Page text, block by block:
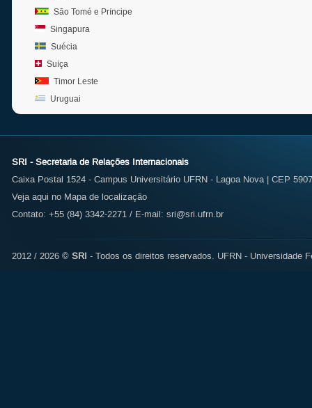
São Tomé e Príncipe
Singapura
Suécia
Suíça
Timor Leste
Uruguai
SRI - Secretaria de Relações Internacionais
Caixa Postal 1524 - Campus Universitário UFRN - Lagoa Nova | CEP
Veja aqui no Mapa de localização
Contato: +55 (84) 3342-2271 / E-mail: sri@sri.ufrn.br
2012 / 2026 © SRI - Todos os direitos reservados. UFRN - Universidade